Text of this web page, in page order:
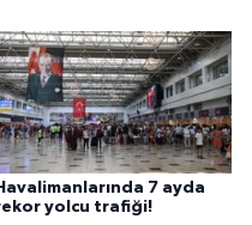
7 ayda
yolcu trafiği!